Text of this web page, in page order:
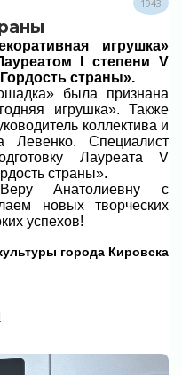
1943
игрушка»
I степени V
страны».
была признана
игрушка». Также
коллектива и
Специалист
Лауреата V
страны».
Анатолиевну с
новых творческих
успехов!
города Кировска